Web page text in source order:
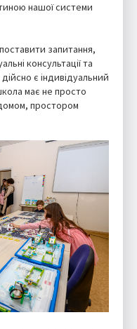
нашої системи
запитання,
консультації та
є індивідуальний
має не просто
простором